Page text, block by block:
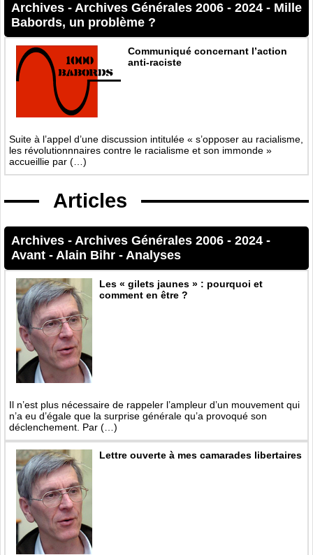
Archives - Archives Générales 2006 - 2024 - Mille
Babords, un problème ?
Communiqué concernant l’action
anti-raciste
Suite à l’appel d’une discussion intitulée « s’opposer au racialisme,
les révolutionnnaires contre le racialisme et son immonde »
accueillie par (…)
Articles
Archives - Archives Générales 2006 - 2024 -
Avant - Alain Bihr - Analyses
Les « gilets jaunes » : pourquoi et
comment en être ?
Il n’est plus nécessaire de rappeler l’ampleur d’un mouvement qui
n’a eu d’égale que la surprise générale qu’a provoqué son
déclenchement. Par (…)
Lettre ouverte à mes camarades libertaires